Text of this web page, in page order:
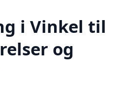
i Vinkel til
og